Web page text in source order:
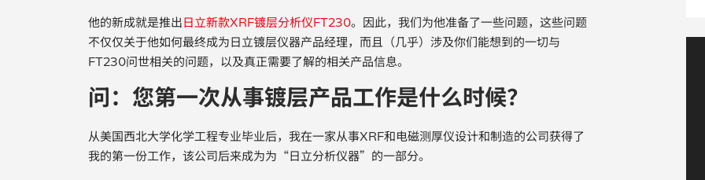
他的新成就是推出日立新款XRF镀层分析仪FT230。因此，我们为他准备了一些问题，这些问题
不仅仅关于他如何最终成为日立镀层仪器产品经理，而且（几乎）涉及你们能想到的一切与
FT230问世相关的问题，以及真正需要了解的相关产品信息。
问：您第一次从事镀层产品工作是什么时候？
从美国西北大学化学工程专业毕业后，我在一家从事XRF和电磁测厚仪设计和制造的公司获得了
我的第一份工作，该公司后来成为为“日立分析仪器”的一部分。